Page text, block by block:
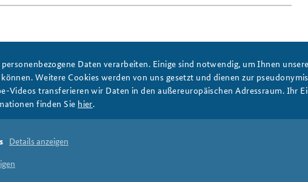
DATA PRIVACY IMPRINT
Daten verarbeiten. Einige sind notwendig, um Ihnen
Weitere Cookies werden von uns gesetzt und dienen zur
Videos transferieren wir Daten in den außereuropäischen Adressraum. Ihr
finden Sie hier.
Details anzeigen